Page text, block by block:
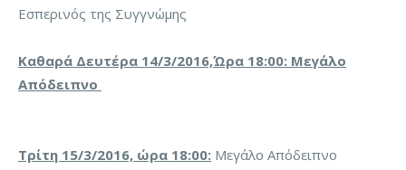
Εσπερινός της Συγγνώμης
Καθαρά Δευτέρα 14/3/2016,Ώρα 18:00: Μεγάλο
Απόδειπνο
Τρίτη 15/3/2016, ώρα 18:00: Μεγάλο Απόδειπνο